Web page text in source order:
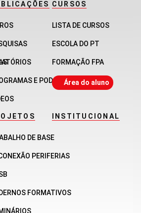
E PODCASTS
CURSOS
LISTA DE CURSOS
ESCOLA DO PT
FORMAÇÃO FPA
Área do aluno
DE BASE
PERIFERIAS
FORMATIVOS
INSTITUCIONAL